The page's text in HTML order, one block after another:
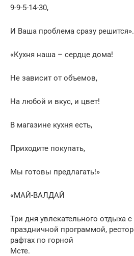
9-9-5-14-30,
И Ваша проблема сразу решится».
«Кухня наша – сердце дома!
Не зависит от объемов,
На любой и вкус, и цвет!
В магазине кухня есть,
Приходите покупать,
Мы готовы предлагать!»
«МАЙ-ВАЛДАЙ
Три дня увлекательного отдыха
праздничной программой,
рафтах по горной
Мсте.